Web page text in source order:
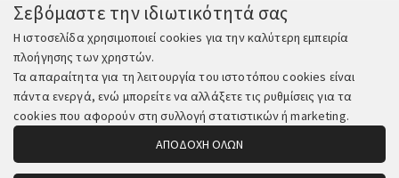
Σεβόμαστε την ιδιωτικότητά σας
Η ιστοσελίδα χρησιμοποιεί cookies για την καλύτερη εμπειρία
πλοήγησης των χρηστών.
Τα απαραίτητα για τη λειτουργία του ιστοτόπου cookies είναι
πάντα ενεργά, ενώ μπορείτε να αλλάξετε τις ρυθμίσεις για τα
cookies που αφορούν στη συλλογή στατιστικών ή marketing.
ΑΠΟΔΟΧΗ ΟΛΩΝ